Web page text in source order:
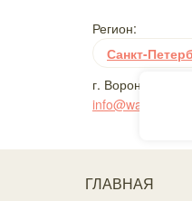
г. Воронеж,
Регион:
Санкт-
ГЛАВНАЯ